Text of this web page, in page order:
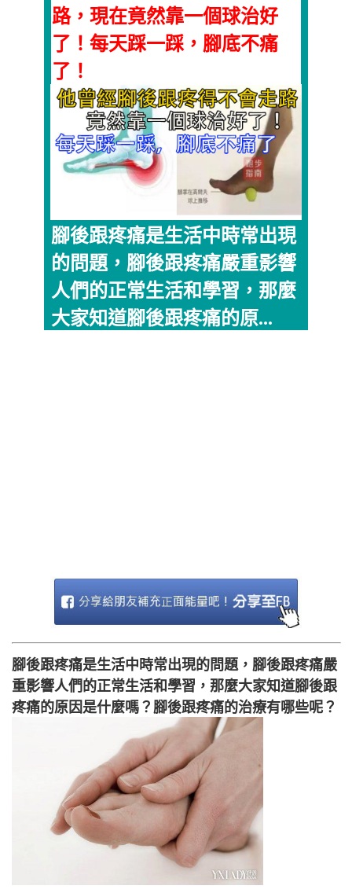
路，現在竟然靠一個球治好
了！每天踩一踩，腳底不痛
了！
腳後跟疼痛是生活中時常出現
的問題，腳後跟疼痛嚴重影響
人們的正常生活和學習，那麼
大家知道腳後跟疼痛的原...
腳後跟疼痛是生活中時常出現的問題，腳後跟疼痛嚴
重影響人們的正常生活和學習，那麼大家知道腳後跟
疼痛的原因是什麼嗎？腳後跟疼痛的治療有哪些呢？